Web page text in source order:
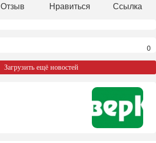
Отзыв Нравиться Ссылка
0
Загрузить ещё новостей